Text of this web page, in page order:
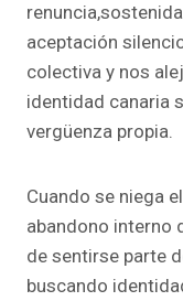
aceptación
colectiva y nos
identidad canaria
vergüenza propia.
Cuando se niega
abandono interno
de sentirse parte
buscando